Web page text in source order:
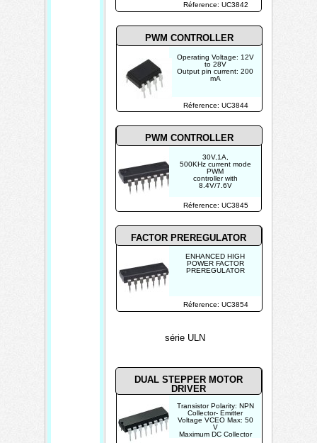
série ULN
VCC
Courant de sortie ±1 A
30V,1A,
500KHz current mode
PWM
controller with
8.4V/7.6V
Operating Voltage: 12V
to 28V
Output pin current: 200
mA
ENHANCED HIGH
POWER FACTOR
PREREGULATOR
Transistor Polarity: NPN
Collector- Emitter
Voltage VCEO Max: 50
V
Maximum DC Collector
Réference: UC3842
Réference: UC3844
Réference: UC3845
Réference: UC3854
PWM CONTROLLER
FACTOR PREREGULATOR
DUAL STEPPER MOTOR
DRIVER
PWM CONTROLLER